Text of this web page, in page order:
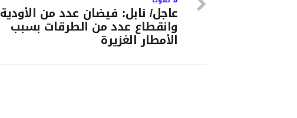
عاجل/ نابل: فيضان عدد من الأودية
وانقطاع عدد من الطرقات بسبب
الأمطار الغزيرة